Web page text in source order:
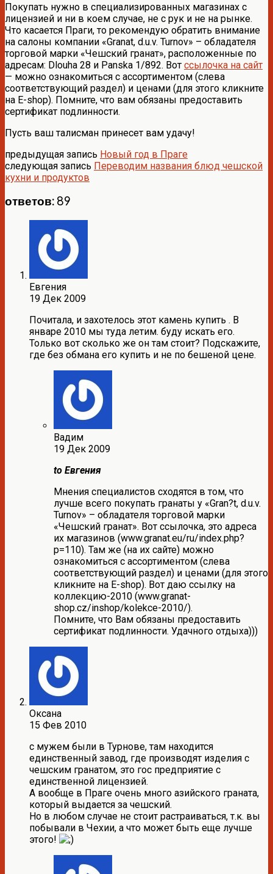
Покупать нужно в специализированных магазинах с
лицензией и ни в коем случае, не с рук и не на рынке.
Что касается Праги, то рекомендую обратить внимание
на салоны компании «Granat, d.u.v. Turnov» – обладателя
торговой марки «Чешский гранат», расположенные по
адресам: Dlouha 28 и Panska 1/892. Вот ссылочка на сайт
— можно ознакомиться с ассортиментом (слева
соответствующий раздел) и ценами (для этого кликните
на E-shop). Помните, что вам обязаны предоставить
сертификат подлинности.
Пусть ваш талисман принесет вам удачу!
предыдущая запись Новый год в Праге
следующая запись Переводим названия блюд чешской
кухни и продуктов
ответов: 89
Евгения
19 Дек 2009
Почитала, и захотелось этот камень купить . В
январе 2010 мы туда летим. буду искать его.
Только вот сколько же он там стоит? Подскажите,
где без обмана его купить и не по бешеной цене.
Вадим
19 Дек 2009
to Евгения
Мнения специалистов сходятся в том, что
лучше всего покупать гранаты у «Gran?t, d.u.v.
Turnov» – обладателя торговой марки
«Чешский гранат». Вот ссылочка, это адреса
их магазинов (www.granat.eu/ru/index.php?
p=110). Там же (на их сайте) можно
ознакомиться с ассортиментом (слева
соответствующий раздел) и ценами (для этого
кликните на E-shop). Вот даю ссылку на
коллекцию-2010 (www.granat-
shop.cz/inshop/kolekce-2010/).
Помните, что Вам обязаны предоставить
сертификат подлинности. Удачного отдыха)))
Оксана
15 Фев 2010
с мужем были в Турнове, там находится
единственный завод, где производят изделия с
чешским гранатом, это гос предприятие с
единственной лицензией.
А вообще в Праге очень много азийского граната,
который выдается за чешский.
Но в любом случае не стоит растраиваться, т.к. вы
побывали в Чехии, а что может быть еще лучше
этого!